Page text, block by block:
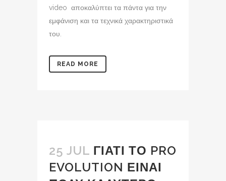
video αποκαλύπτει τα πάντα για την
εμφάνιση και τα τεχνικά χαρακτηριστικά
του.
READ MORE
25 JUL ΓΙΑΤΙ ΤΟ PRO
EVOLUTION ΕΙΝΑΙ